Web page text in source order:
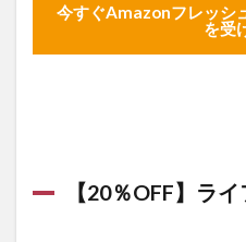
今すぐAmazonフレッシ
を受
【20％OFF】ラ